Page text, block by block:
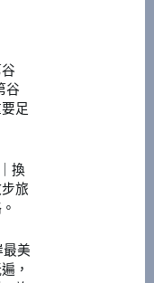
谷
足
換
旅
最美
，